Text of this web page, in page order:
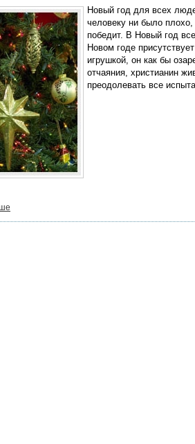
Новый год для всех
человеку ни было
победит. В Новый год
Новом годе
игрушкой, он как бы
отчаяния, христианин
преодолевать все